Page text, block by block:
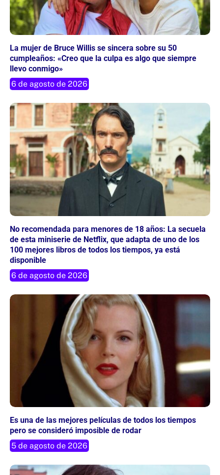
La mujer de Bruce Willis se sincera sobre su 50
cumpleaños: «Creo que la culpa es algo que siempre
llevo conmigo»
6 de agosto de 2026
No recomendada para menores de 18 años: La secuela
de esta miniserie de Netflix, que adapta de uno de los
100 mejores libros de todos los tiempos, ya está
disponible
6 de agosto de 2026
Es una de las mejores películas de todos los tiempos
pero se consideró imposible de rodar
5 de agosto de 2026